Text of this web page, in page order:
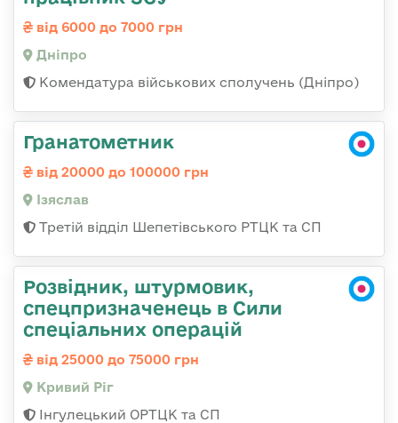
від 6000 до 7000 грн
Дніпро
Комендатура військових сполучень (Дніпро)
Гранатометник
від 20000 до 100000 грн
Ізяслав
Третій відділ Шепетівського РТЦК та СП
Розвідник, штурмовик,
спецпризначенець в Сили
спеціальних операцій
від 25000 до 75000 грн
Кривий Ріг
Інгулецький ОРТЦК та СП